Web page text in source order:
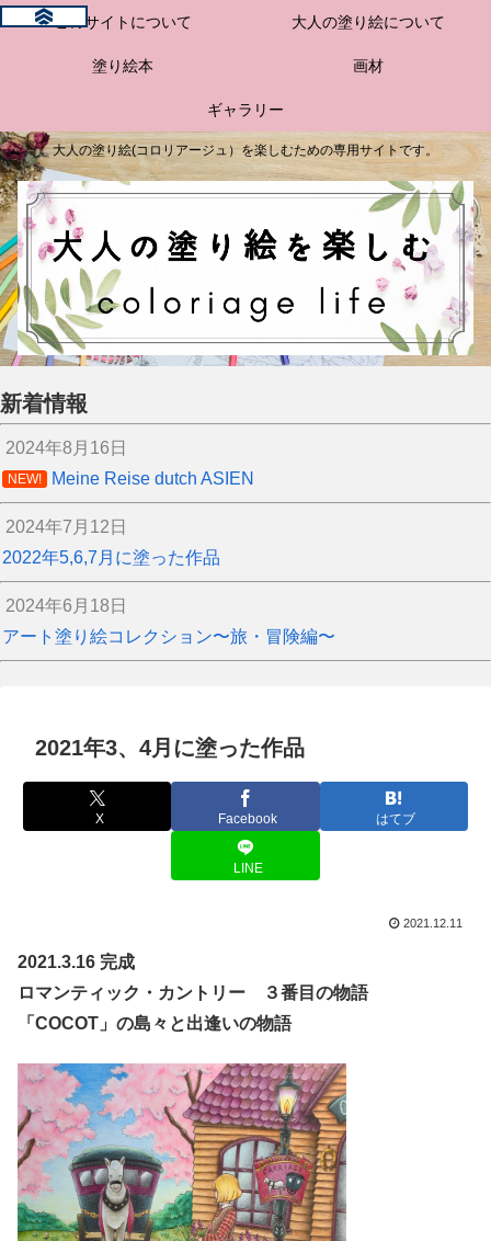
大人の塗り絵(コロリアージュ）を楽しむための専用サイトです。
このサイトについて 大人の塗り絵について
塗り絵本 画材
ギャラリー
新着情報
2024年8月16日
NEW! Meine Reise dutch ASIEN
2024年7月12日
2022年5,6,7月に塗った作品
2024年6月18日
アート塗り絵コレクション〜旅・冒険編〜
2021年3、4月に塗った作品
X Facebook はてブ
LINE
2021.12.11
2021.3.16 完成
ロマンティック・カントリー ３番目の物語
「COCOT」の島々と出逢いの物語